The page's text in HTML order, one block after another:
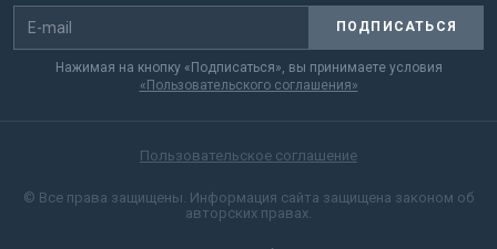
ПОДПИСАТЬСЯ
Нажимая на кнопку «Подписаться», вы принимаете условия
«Пользовательского соглашения»
Пользовательское соглашение
© Все права защищены. Информация сайта защищена законом об
авторских правах.